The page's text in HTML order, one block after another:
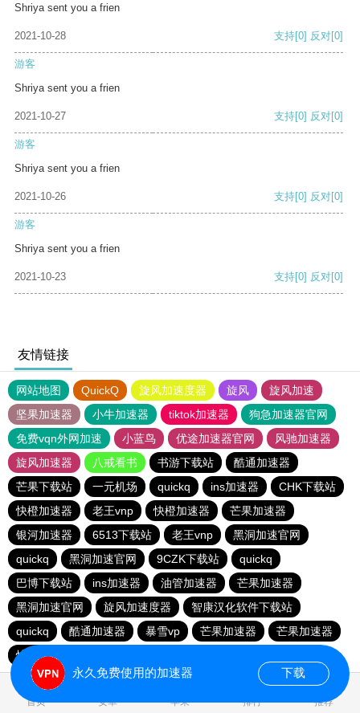
Shriya sent you a frien
2021-10-28 支持[0] 反对[0]
游客
Shriya sent you a frien
2021-10-27 支持[0] 反对[0]
游客
Shriya sent you a frien
2021-10-26 支持[0] 反对[0]
游客
Shriya sent you a frien
2021-10-23 支持[0] 反对[0]
友情链接
网站地图 QuickQ 旋风加速度器 旋风
旋风加速
坚果加速器
小牛加速器 tiktok加速器
狗急加速器官网
免费vqn外网加速
小蓝鸟 优途加速器官网
风驰加速器
旋风加速器
八戒看书 书游下载站
酷通加速器
芒果下载站
一元机场 quickq ins加速器
CHK下载站
快橙加速器
老王vnp 快橙加速器
芒果加速器
银河加速器
6513下载站 老王vnp
黑洞加速官网
quickq
黑洞加速官网 9CZK下载站
quickq
巴博下载站
ins加速器 油管加速器
芒果加速器
黑洞加速官网
旋风加速度器
智康汉化软件下载站
quickq
酷通加速器 暴雪vp 芒果加速器
芒果加速器
快橙加速器
首页 安卓 苹果 排行 推荐
永久免费使用的加速器 下载
0.126885s